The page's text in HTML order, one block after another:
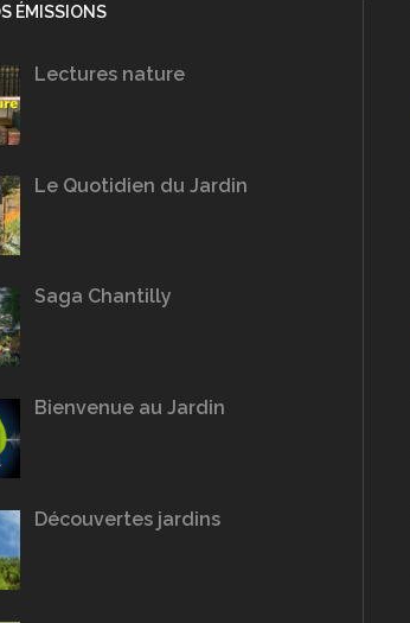
ÉMISSIONS
Lectures nature
Le Quotidien du Jardin
Saga Chantilly
Bienvenue au Jardin
Découvertes jardins